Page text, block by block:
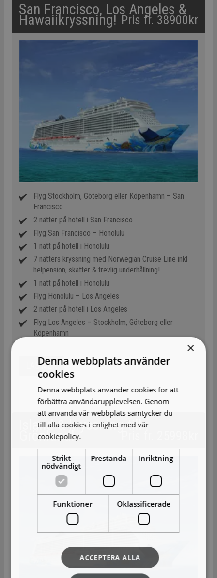
San Francisco, Los Angeles &
Hawaiikryssning! Pris fr. 38900kr
Flyg Stockholm, Göteborg eller Köpenhamn – San
Francisco
2 nätter på hotell i San Francisco
Flyg San Francisco – Honolulu
1 natt på hotell i Honolulu
7 nätters kryssning med Norwegian Cruise Line inkl
helpension, skatter & trevlig underhållning!
1 natt på hotell i Honolulu
Flyg Honolulu – Los Angeles
2 nätter på hotell i Los Angeles
Flyg Los Angeles – Stockholm, Göteborg eller
Köpenhamn
LÄS MER
Island & kryssning till
Grönland!
×
Denna webbplats använder
cookies
Denna webbplats använder cookies för att
förbättra användarupplevelsen. Genom
att använda vår webbplats samtycker du
till alla cookies i enlighet med vår
cookiepolicy.
Strikt
nödvändigt
Prestanda Inriktning
Funktioner Oklassificerade
ACCEPTERA ALLA